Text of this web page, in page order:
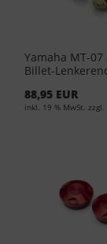
Yamaha MT-07
Billet-
00
88,95 EUR
inkl. 19 % MwSt. zzgl.